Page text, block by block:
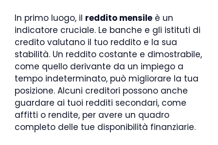
In primo luogo, il reddito mensile è un
indicatore cruciale. Le banche e gli istituti di
credito valutano il tuo reddito e la sua
stabilità. Un reddito costante e dimostrabile,
come quello derivante da un impiego a
tempo indeterminato, può migliorare la tua
posizione. Alcuni creditori possono anche
guardare ai tuoi redditi secondari, come
affitti o rendite, per avere un quadro
completo delle tue disponibilità finanziarie.